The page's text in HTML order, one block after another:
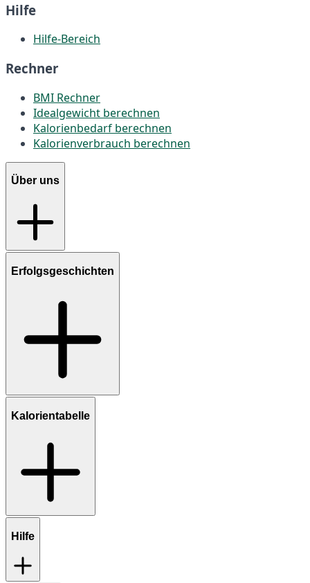
Hilfe
Hilfe-Bereich
Rechner
BMI Rechner
Idealgewicht berechnen
Kalorienbedarf berechnen
Kalorienverbrauch berechnen
Über uns
Erfolgsgeschichten
Kalorientabelle
Hilfe